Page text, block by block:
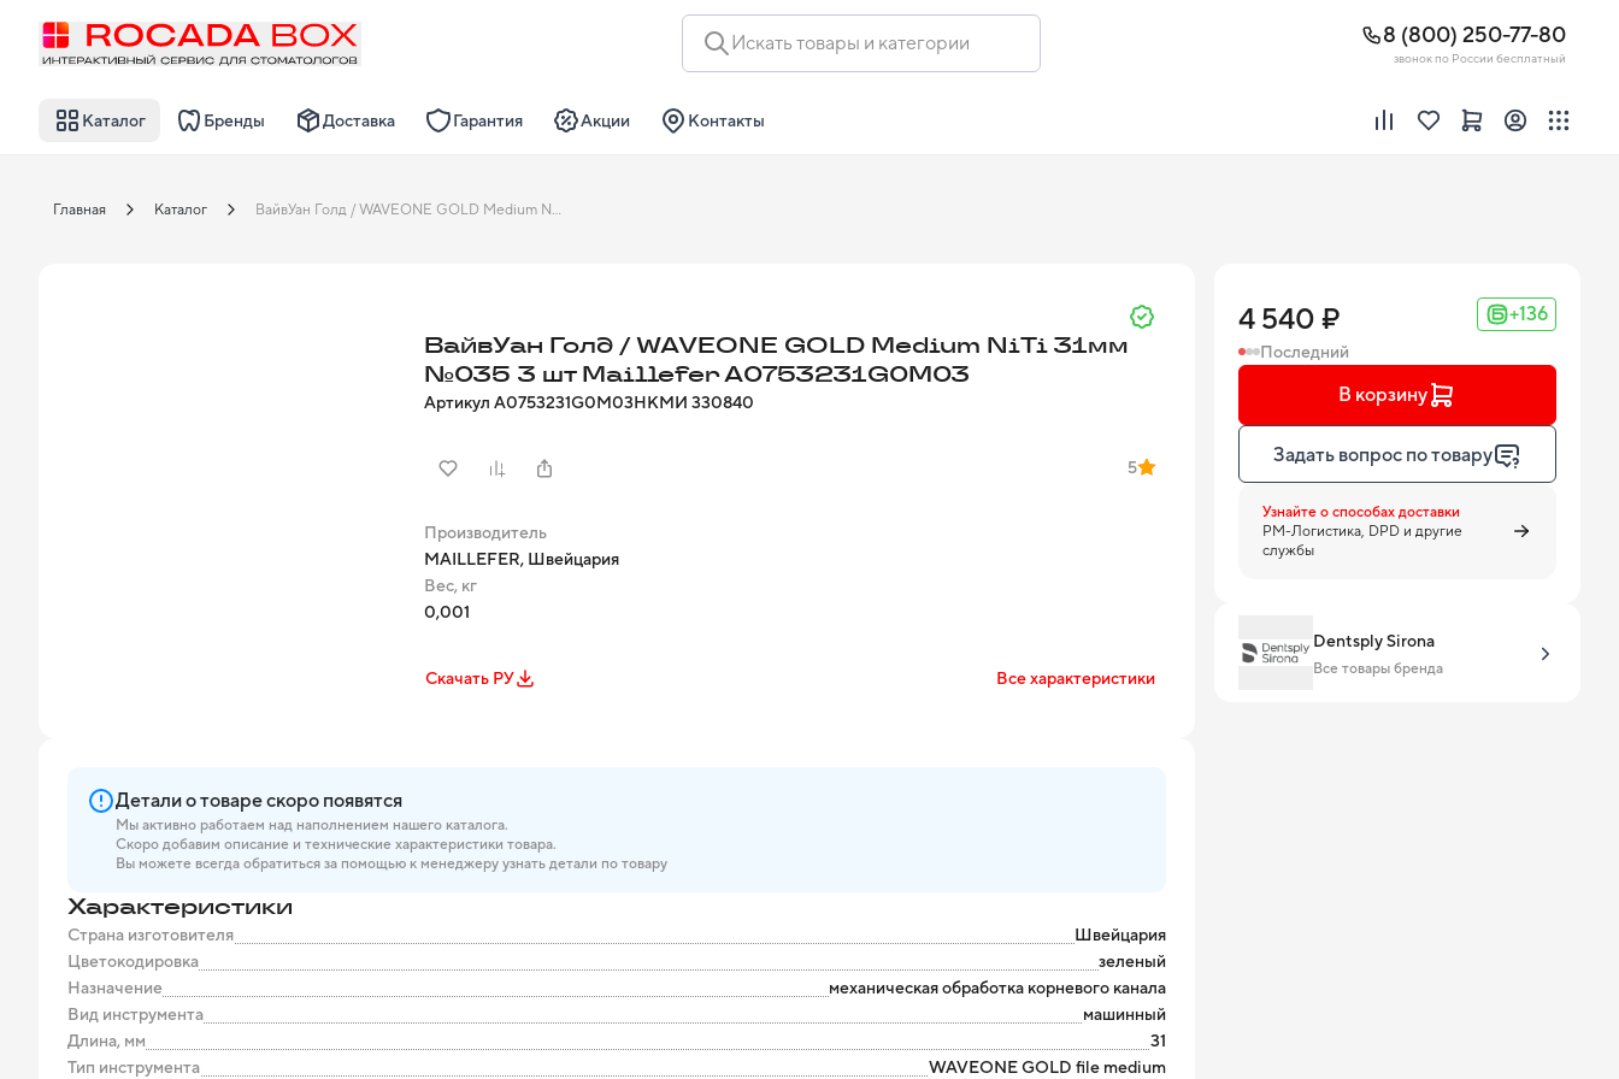
Искать товары и категории 8 (800) 250-77-80
звонок по России бесплатный
Каталог Бренды Доставка Гарантия Акции Контакты
Главная Каталог ВайвУан Голд / WAVEONE GOLD Medium NiTi 31мм №035 3 шт Maillefer A0753231G0M03
ВайвУан Голд / WAVEONE GOLD Medium NiTi 31мм
№035 3 шт Maillefer A0753231G0M03
Артикул A0753231G0M03НКМИ 330840
5
Производитель
MAILLEFER, Швейцария
Вес, кг
0,001
Скачать РУ Все характеристики
Детали о товаре скоро появятся
Мы активно работаем над наполнением нашего каталога.
Скоро добавим описание и технические характеристики товара.
Вы можете всегда обратиться за помощью к менеджеру узнать детали по товару
Характеристики
Страна изготовителя
Швейцария
Цветокодировка
зеленый
Назначение
механическая обработка корневого канала
Вид инструмента
машинный
Длина, мм
31
Тип инструмента
WAVEONE GOLD file medium
4 540 ₽ +136
Последний
В корзину
Задать вопрос по товару
Узнайте о способах доставки
PM-Логистика, DPD и другие
службы
Dentsply Sirona
Все товары бренда